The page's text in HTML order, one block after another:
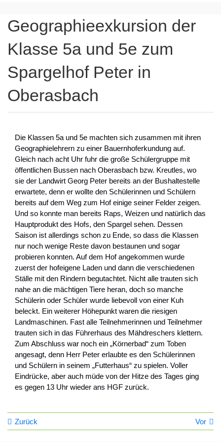
Geographieexkursion der
Klasse 5a und 5e zum
Spargelhof Peter in
Oberasbach
Die Klassen 5a und 5e machten sich zusammen mit ihren
Geographielehrern zu einer Bauernhoferkundung auf.
Gleich nach acht Uhr fuhr die große Schülergruppe mit
öffentlichen Bussen nach Oberasbach bzw. Kreutles, wo
sie der Landwirt Georg Peter bereits an der Bushaltestelle
erwartete, denn er wollte den Schülerinnen und Schülern
bereits auf dem Weg zum Hof einige seiner Felder zeigen.
Und so konnte man bereits Raps, Weizen und natürlich das
Hauptprodukt des Hofs, den Spargel sehen. Dessen
Saison ist allerdings schon zu Ende, so dass die Klassen
nur noch wenige Reste davon bestaunen und sogar
probieren konnten. Auf dem Hof angekommen wurde
zuerst der hofeigene Laden und dann die verschiedenen
Ställe mit den Rindern begutachtet. Nicht alle trauten sich
nahe an die mächtigen Tiere heran, doch so manche
Schülerin oder Schüler wurde liebevoll von einer Kuh
beleckt. Ein weiterer Höhepunkt waren die riesigen
Landmaschinen. Fast alle Teilnehmerinnen und Teilnehmer
trauten sich in das Führerhaus des Mähdreschers klettern.
Zum Abschluss war noch ein „Körnerbad“ zum Toben
angesagt, denn Herr Peter erlaubte es den Schülerinnen
und Schülern in seinem „Futterhaus“ zu spielen. Voller
Eindrücke, aber auch müde von der Hitze des Tages ging
es gegen 13 Uhr wieder ans HGF zurück.
Zurück Vor